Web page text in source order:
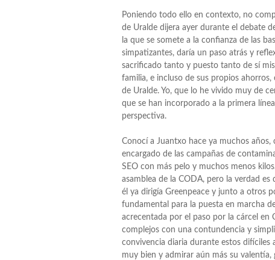
Poniendo todo ello en contexto, no
de Uralde dijera ayer durante el debate
la que se somete a la confianza de las
simpatizantes, daría un paso atrás y
sacrificado tanto y puesto tanto de sí
familia, e incluso de sus propios
de Uralde. Yo, que lo he vivido muy de
que se han incorporado a la primera
perspectiva.
Conocí a Juantxo hace ya muchos
encargado de las campañas de
SEO con más pelo y muchos menos
asamblea de la CODA, pero la verdad
él ya dirigía Greenpeace y junto a otros
fundamental para la puesta en marcha
acrecentada por el paso por la cárcel en
complejos con una contundencia y
convivencia diaria durante estos
muy bien y admirar aún más su valentía,